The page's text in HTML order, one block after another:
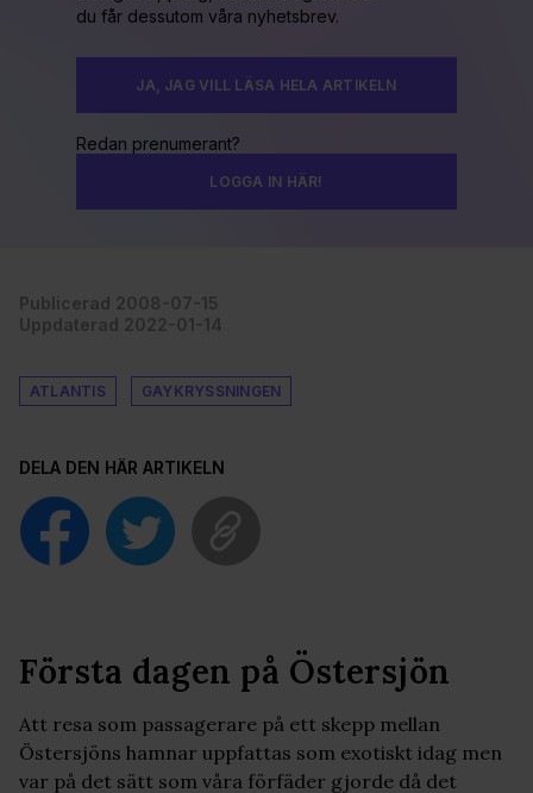
du får dessutom våra nyhetsbrev.
JA, JAG VILL LÄSA HELA ARTIKELN
Redan prenumerant?
LOGGA IN HÄR!
Publicerad 2008-07-15
Uppdaterad 2022-01-14
ATLANTIS GAYKRYSSNINGEN
DELA DEN HÄR ARTIKELN
Första dagen på Östersjön
Att resa som passagerare på ett skepp mellan
Östersjöns hamnar uppfattas som exotiskt idag men
var på det sätt som våra förfäder gjorde då det